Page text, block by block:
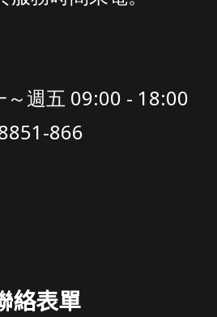
～週五 09:00 - 18:00
866
絡表單